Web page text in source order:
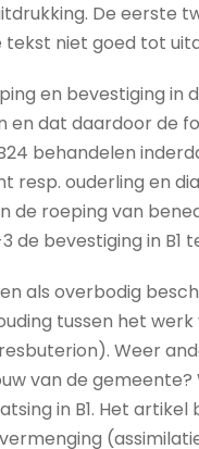
De eerste
tekst niet goed tot
en bevestiging in
en dat daardoor de
behandelen
ouderling en
de roeping van
de bevestiging in B1
als overbodig
tussen het
Weer
van de
in B1. Het